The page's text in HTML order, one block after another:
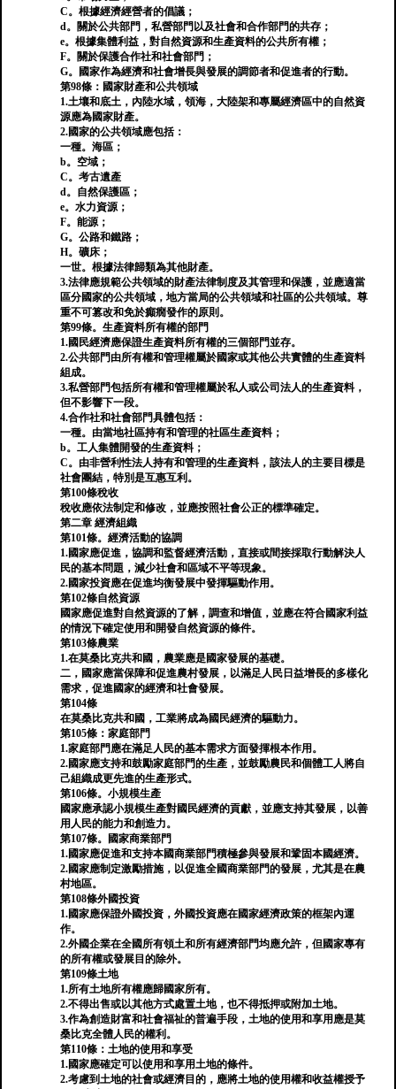
C。根據經濟經營者的倡議；
d。關於公共部門，私營部門以及社會和合作部門的共存；
e。根據集體利益，對自然資源和生產資料的公共所有權；
F。關於保護合作社和社會部門；
G。國家作為經濟和社會增長與發展的調節者和促進者的行動。
第98條：國家財產和公共領域
1.土壤和底土，內陸水域，領海，大陸架和專屬經濟區中的自然資
源應為國家財產。
2.國家的公共領域應包括：
一種。海區；
b。空域；
C。考古遺產
d。自然保護區；
e。水力資源；
F。能源；
G。公路和鐵路；
H。礦床；
一世。根據法律歸類為其他財產。
3.法律應規範公共領域的財產法律制度及其管理和保護，並應適當
區分國家的公共領域，地方當局的公共領域和社區的公共領域。尊
重不可篡改和免於癲癇發作的原則。
第99條。生產資料所有權的部門
1.國民經濟應保證生產資料所有權的三個部門並存。
2.公共部門由所有權和管理權屬於國家或其他公共實體的生產資料
組成。
3.私營部門包括所有權和管理權屬於私人或公司法人的生產資料，
但不影響下一段。
4.合作社和社會部門具體包括：
一種。由當地社區持有和管理的社區生產資料；
b。工人集體開發的生產資料；
C。由非營利性法人持有和管理的生產資料，該法人的主要目標是
社會團結，特別是互惠互利。
第100條稅收
稅收應依法制定和修改，並應按照社會公正的標準確定。
第二章 經濟組織
第101條。經濟活動的協調
1.國家應促進，協調和監督經濟活動，直接或間接採取行動解決人
民的基本問題，減少社會和區域不平等現象。
2.國家投資應在促進均衡發展中發揮驅動作用。
第102條自然資源
國家應促進對自然資源的了解，調查和增值，並應在符合國家利益
的情況下確定使用和開發自然資源的條件。
第103條農業
1.在莫桑比克共和國，農業應是國家發展的基礎。
二，國家應當保障和促進農村發展，以滿足人民日益增長的多樣化
需求，促進國家的經濟和社會發展。
第104條
在莫桑比克共和國，工業將成為國民經濟的驅動力。
第105條：家庭部門
1.家庭部門應在滿足人民的基本需求方面發揮根本作用。
2.國家應支持和鼓勵家庭部門的生產，並鼓勵農民和個體工人將自
己組織成更先進的生產形式。
第106條。小規模生產
國家應承認小規模生產對國民經濟的貢獻，並應支持其發展，以善
用人民的能力和創造力。
第107條。國家商業部門
1.國家應促進和支持本國商業部門積極參與發展和鞏固本國經濟。
2.國家應制定激勵措施，以促進全國商業部門的發展，尤其是在農
村地區。
第108條外國投資
1.國家應保證外國投資，外國投資應在國家經濟政策的框架內運
作。
2.外國企業在全國所有領土和所有經濟部門均應允許，但國家專有
的所有權或發展目的除外。
第109條土地
1.所有土地所有權應歸國家所有。
2.不得出售或以其他方式處置土地，也不得抵押或附加土地。
3.作為創造財富和社會福祉的普遍手段，土地的使用和享用應是莫
桑比克全體人民的權利。
第110條：土地的使用和享受
1.國家應確定可以使用和享用土地的條件。
2.考慮到土地的社會或經濟目的，應將土地的使用權和收益權授予